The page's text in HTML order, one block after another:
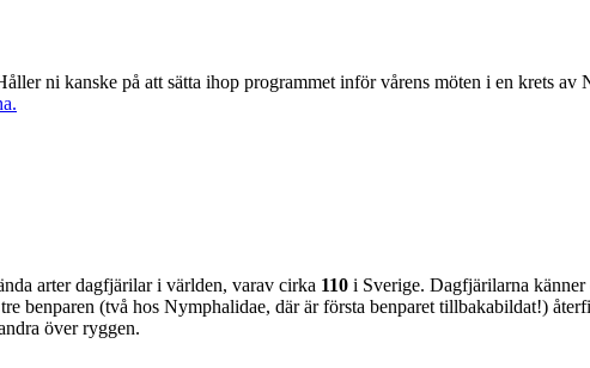
ni kanske på att sätta ihop programmet inför vårens möten i en krets av
arter dagfjärilar i världen, varav cirka 110 i Sverige. Dagfjärilarna
benparen (två hos Nymphalidae, där är första benparet tillbakabildat!)
över ryggen.